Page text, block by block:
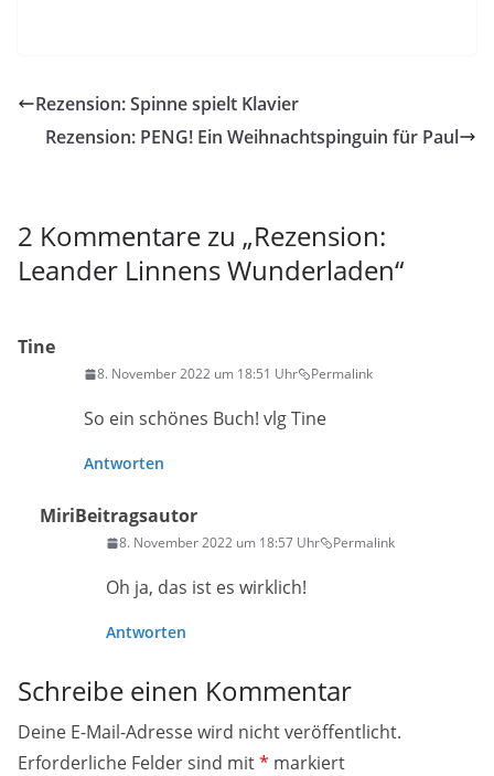
Rezension: Spinne spielt Klavier
Rezension: PENG! Ein Weihnachtspinguin für Paul
2 Kommentare zu „Rezension:
Leander Linnens Wunderladen“
Tine
8. November 2022 um 18:51 Uhr Permalink
So ein schönes Buch! vlg Tine
Antworten
MiriBeitragsautor
8. November 2022 um 18:57 Uhr Permalink
Oh ja, das ist es wirklich!
Antworten
Schreibe einen Kommentar
Deine E-Mail-Adresse wird nicht veröffentlicht.
Erforderliche Felder sind mit* markiert